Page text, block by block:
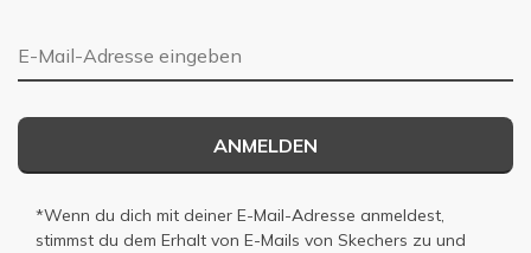
E-Mail-Adresse
ANMELDEN
*Wenn du dich mit deiner E-Mail-Adresse anmeldest,
stimmst du dem Erhalt von E-Mails von Skechers zu und